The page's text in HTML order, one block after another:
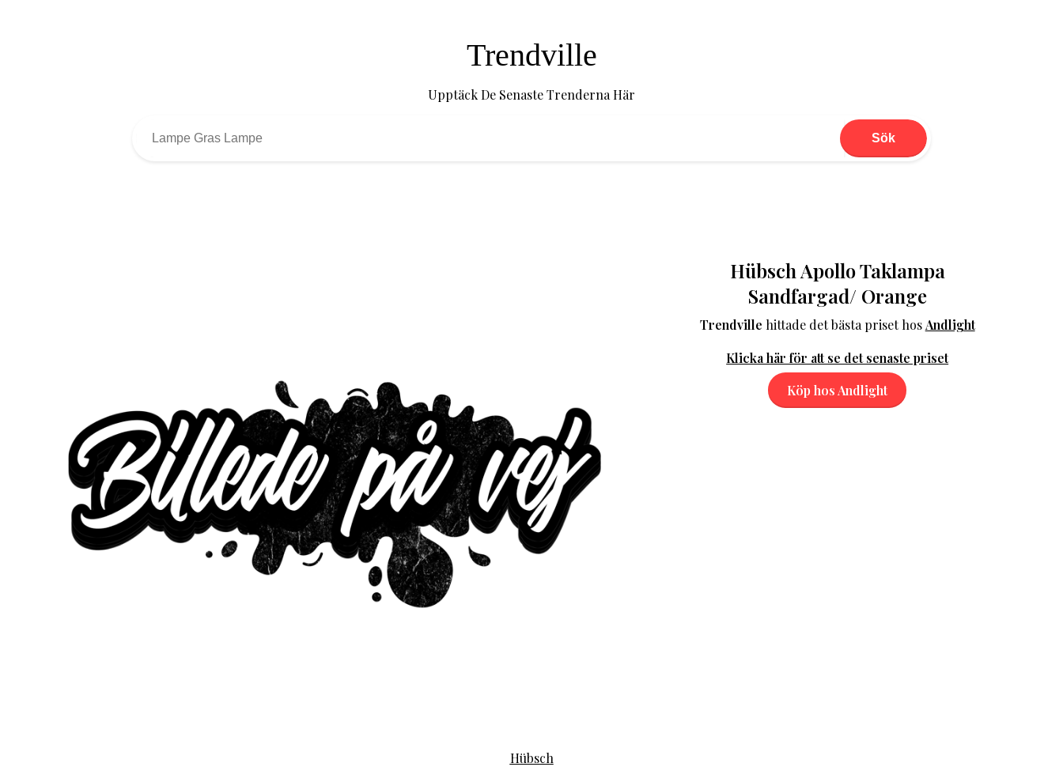
Trendville
Upptäck De Senaste Trenderna Här
Sök
Hübsch Apollo Taklampa
Sandfargad/ Orange
Trendville hittade det bästa priset hosAndlight
Klicka här för att se det senaste priset
Köp hos Andlight
Hübsch